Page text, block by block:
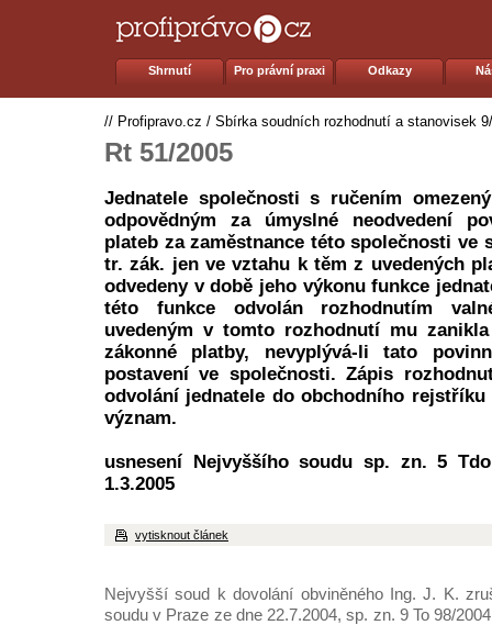
Shrnutí Pro právní praxi Odkazy
// Profipravo.cz / Sbírka soudních rozhodnutí a stanovisek
Rt 51/2005
Jednatele společnosti s ručením
odpovědným za úmyslné neodvedení
plateb za zaměstnance této společnosti ve
tr. zák. jen ve vztahu k těm z uvedených
odvedeny v době jeho výkonu funkce
této funkce odvolán rozhodnutím
uvedeným v tomto rozhodnutí mu
zákonné platby, nevyplývá-li tato
postavení ve společnosti. Zápis
odvolání jednatele do obchodního
význam.
usnesení Nejvyššího soudu sp. zn. 5
1.3.2005
vytisknout článek
Nejvyšší soud k dovolání obviněného Ing. J. K.
soudu v Praze ze dne 22.7.2004, sp. zn. 9 To 98/